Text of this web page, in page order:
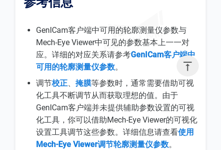

GenICam客户端中可用的轮廓测量仪参数与
Mech-Eye Viewer中可见的参数基本上一一对
应。详细的对应关系请参考GenICam客户端中
可用的轮廓测量仪参数。
调节校正、 掩膜等参数时，通常需要借助可视
化工具不断调节从而获取理想的值。由于
GenICam客户端并未提供辅助参数设置的可视
化工具，你可以借助Mech-Eye Viewer的可视化
设置工具调节这些参数。详细信息请查看使用
Mech-Eye Viewer调节轮廓测量仪参数。